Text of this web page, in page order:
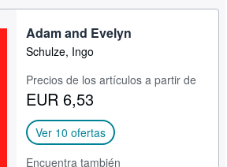
Adam and Evelyn
Schulze, Ingo
Precios de los artículos a partir de
EUR 6,53
Ver 10 ofertas
Encuentra también